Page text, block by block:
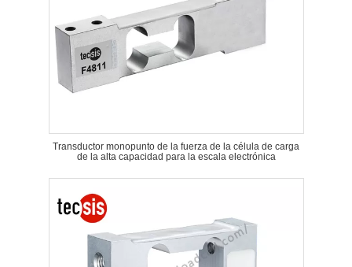
Transductor monopunto de la fuerza de la célula de carga
de la alta capacidad para la escala electrónica